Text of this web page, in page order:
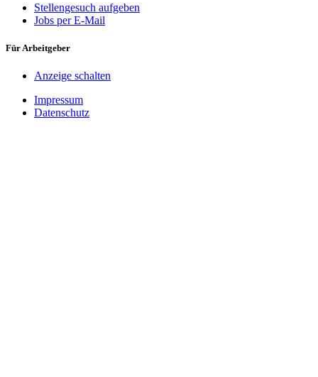
Stellengesuch aufgeben
Jobs per E-Mail
Für Arbeitgeber
Anzeige schalten
Impressum
Datenschutz